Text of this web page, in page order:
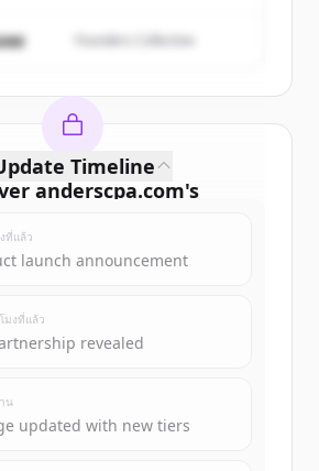
Founders Collective
anderscpa.com's
free to view allfunding
include trial credits to
get started.
Create Free Account
Timeline
ที่แล้ว
launch announcement
มงที่แล้ว
revealed
น
updated with new tiers